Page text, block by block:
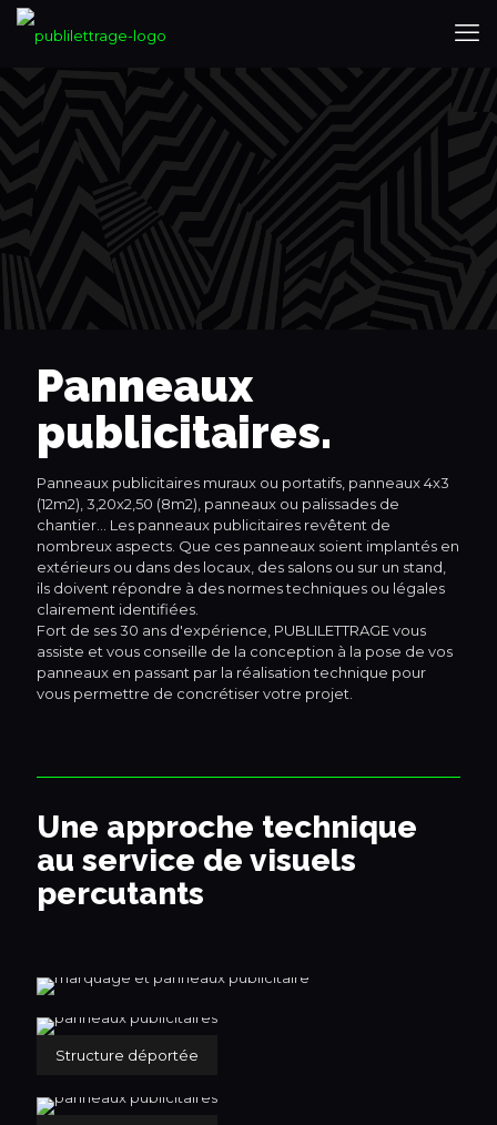
Panneaux
publicitaires.
Panneaux publicitaires muraux ou portatifs, panneaux 4x3
(12m2), 3,20x2,50 (8m2), panneaux ou palissades de
chantier… Les panneaux publicitaires revêtent de
nombreux aspects. Que ces panneaux soient implantés en
extérieurs ou dans des locaux, des salons ou sur un stand,
ils doivent répondre à des normes techniques ou légales
clairement identifiées.
Fort de ses 30 ans d'expérience, PUBLILETTRAGE vous
assiste et vous conseille de la conception à la pose de vos
panneaux en passant par la réalisation technique pour
vous permettre de concrétiser votre projet.
Une approche technique
au service de visuels
percutants
Structure déportée